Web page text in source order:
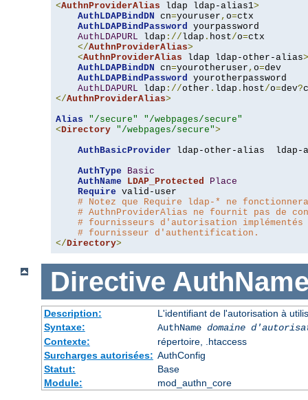
<AuthnProviderAlias ldap ldap-alias1>
AuthLDAPBindDN cn=youruser , o=ctx
AuthLDAPBindPassword yourpassword
AuthLDAPURL ldap ://ldap . host/o=ctx
</AuthnProviderAlias>
<AuthnProviderAlias ldap ldap-other-alias>
AuthLDAPBindDN cn=yourotheruser , o=dev
AuthLDAPBindPassword yourotherpassword
AuthLDAPURL ldap ://other . ldap . host/o=dev?
</AuthnProviderAlias>
Alias
"/secure"
"/webpages/secure"
<Directory "/webpages/secure">
AuthBasicProvider ldap-other-alias  ldap-
AuthType
Basic
AuthName
LDAP_Protected
Place
Require valid-user
# Notez que Require ldap-* ne
# AuthnProviderAlias ne fournit pas de
# fournisseurs d'autorisation implémentés
# fournisseur d'authentification.
</Directory>
Directive
Description:
L'identifiant de l'autorisation à
Syntaxe:
AuthName domaine
Contexte:
répertoire, .htaccess
Surcharges autorisées: AuthConfig
Statut:
Base
Module:
mod_authn_core